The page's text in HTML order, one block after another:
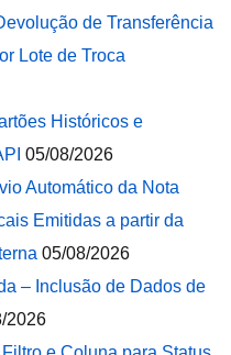
de Transferência
Lote de Troca
Históricos e
05/08/2026
Automático da Nota
Emitidas a partir da
05/08/2026
– Inclusão de Dados de
2026